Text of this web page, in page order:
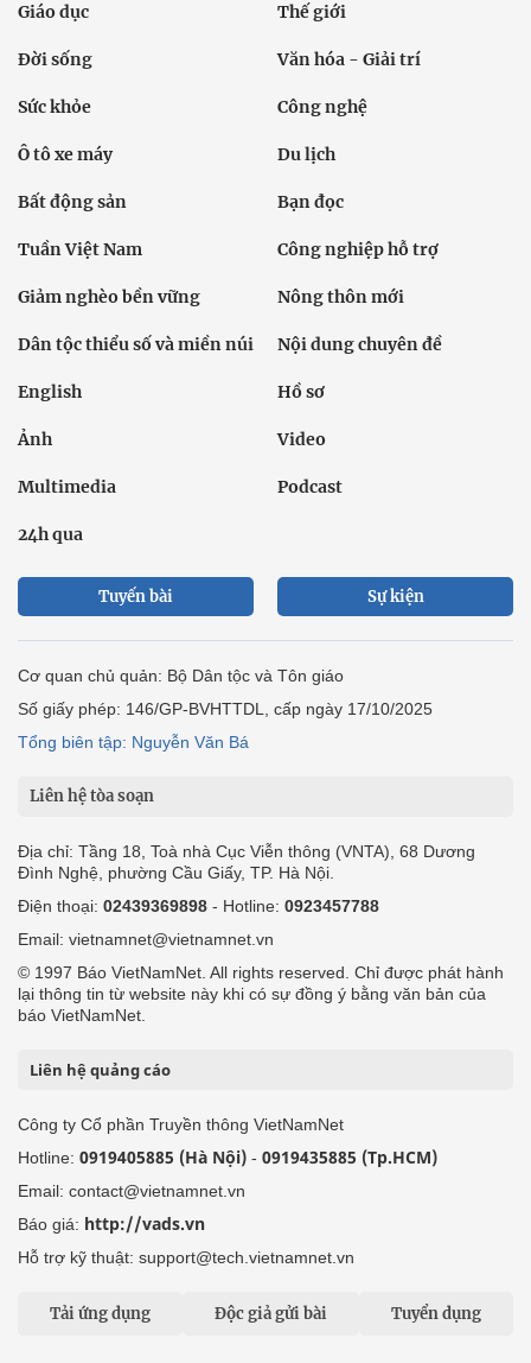
Giáo dục Thế giới
Đời sống Văn hóa - Giải trí
Sức khỏe Công nghệ
Ô tô xe máy Du lịch
Bất động sản Bạn đọc
Tuần Việt Nam Công nghiệp hỗ trợ
Giảm nghèo bền vững Nông thôn mới
Dân tộc thiểu số và miền núi Nội dung chuyên đề
English Hồ sơ
Ảnh Video
Multimedia Podcast
24h qua
Tuyến bài Sự kiện
Cơ quan chủ quản: Bộ Dân tộc và Tôn giáo
Số giấy phép: 146/GP-BVHTTDL, cấp ngày 17/10/2025
Tổng biên tập: Nguyễn Văn Bá
Liên hệ tòa soạn
Địa chỉ: Tầng 18, Toà nhà Cục Viễn thông (VNTA), 68 Dương
Đình Nghệ, phường Cầu Giấy, TP. Hà Nội.
Điện thoại: 02439369898 - Hotline: 0923457788
Email: vietnamnet@vietnamnet.vn
© 1997 Báo VietNamNet. All rights reserved. Chỉ được phát hành
lại thông tin từ website này khi có sự đồng ý bằng văn bản của
báo VietNamNet.
Liên hệ quảng cáo
Công ty Cổ phần Truyền thông VietNamNet
Hotline: 0919405885 (Hà Nội) - 0919435885 (Tp.HCM)
Email: contact@vietnamnet.vn
Báo giá: http://vads.vn
Hỗ trợ kỹ thuật: support@tech.vietnamnet.vn
Tải ứng dụng Độc giả gửi bài Tuyển dụng